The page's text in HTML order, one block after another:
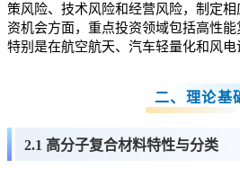
策风险、技术风险和经营风险，制定
资机会方面，重点投资领域包括高性能
特别是在航空航天、汽车轻量化和风电
二、理论基
2.1 高分子复合材料特性与分类